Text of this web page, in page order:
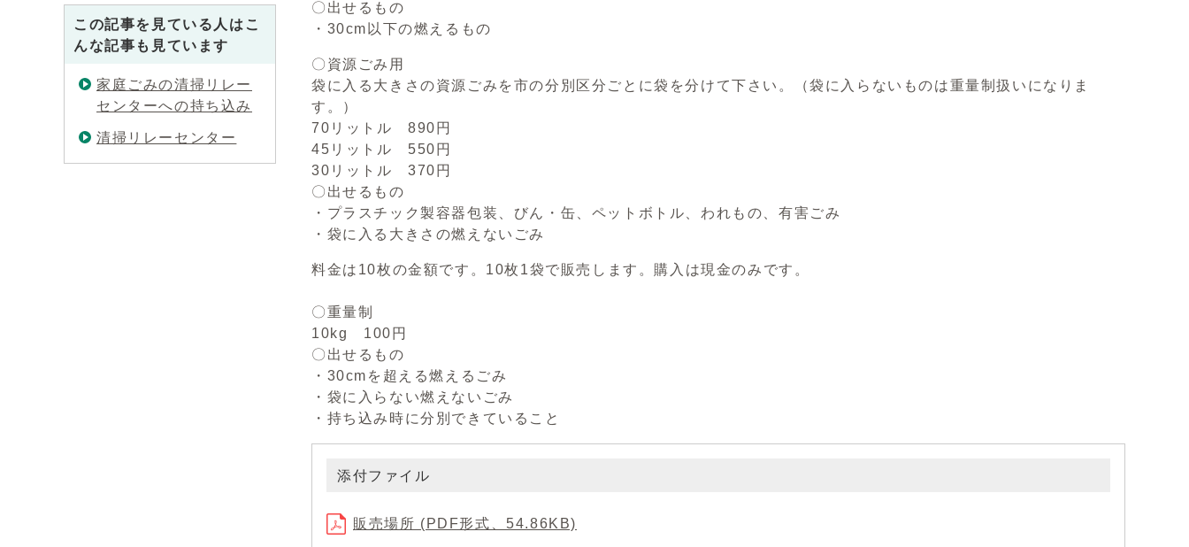
〇出せるもの
・30cm以下の燃えるもの
〇資源ごみ用
袋に入る大きさの資源ごみを市の分別区分ごとに袋を分けて下さい。（袋に入らないものは重量制扱いになりま
す。）
70リットル 890円
45リットル 550円
30リットル 370円
〇出せるもの
・プラスチック製容器包装、びん・缶、ペットボトル、われもの、有害ごみ
・袋に入る大きさの燃えないごみ
料金は10枚の金額です。10枚1袋で販売します。購入は現金のみです。
〇重量制
10kg 100円
〇出せるもの
・30cmを超える燃えるごみ
・袋に入らない燃えないごみ
・持ち込み時に分別できていること
添付ファイル
販売場所 (PDF形式、54.86KB)
この記事を見ている人はこ
んな記事も見ています
家庭ごみの清掃リレー
センターへの持ち込み
清掃リレーセンター